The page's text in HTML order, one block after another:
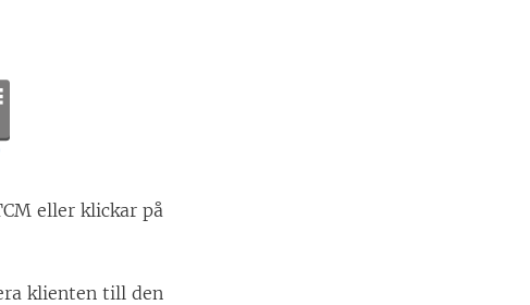
eller klickar på
klienten till den